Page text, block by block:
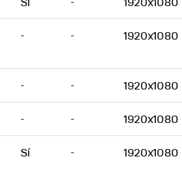
- - 1920x1080
- - 1920x1080
- - 1920x1080
Sí - 1920x1080